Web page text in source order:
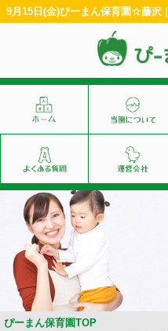
9月15日(金)ぴーまん保育園☆藤沢
ぴーまん保育園TOP